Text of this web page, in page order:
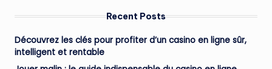
Recent Posts
Découvrez les clés pour profiter d’un casino en ligne sûr,
intelligent et rentable